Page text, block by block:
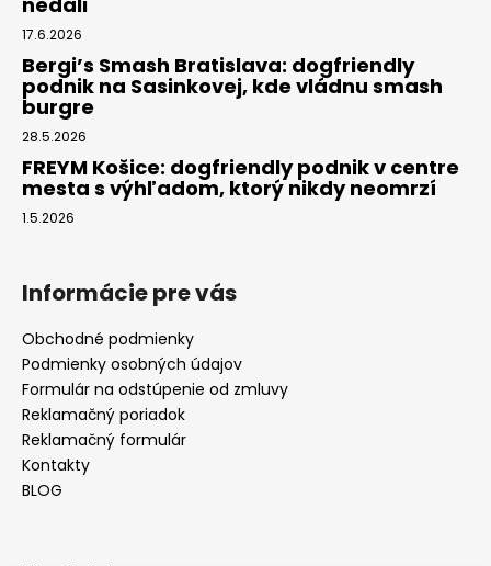
17.6.2026
Bergi’s Smash Bratislava: dogfriendly
podnik na Sasinkovej, kde vládnu smash
burgre
28.5.2026
FREYM Košice: dogfriendly podnik v centre
mesta s výhľadom, ktorý nikdy neomrzí
1.5.2026
Informácie pre vás
Obchodné podmienky
Podmienky osobných údajov
Formulár na odstúpenie od zmluvy
Reklamačný poriadok
Reklamačný formulár
Kontakty
BLOG